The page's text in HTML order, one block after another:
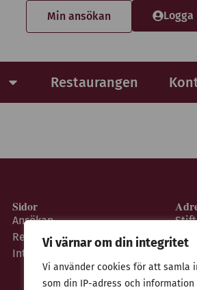
Vi värnar om din integritet
Vi använder cookies för att samla
som din IP-adress och
Min ansökan Logga
Restaurangen
Sidor
Ansökan
Restaurangen
Integritetspolicy